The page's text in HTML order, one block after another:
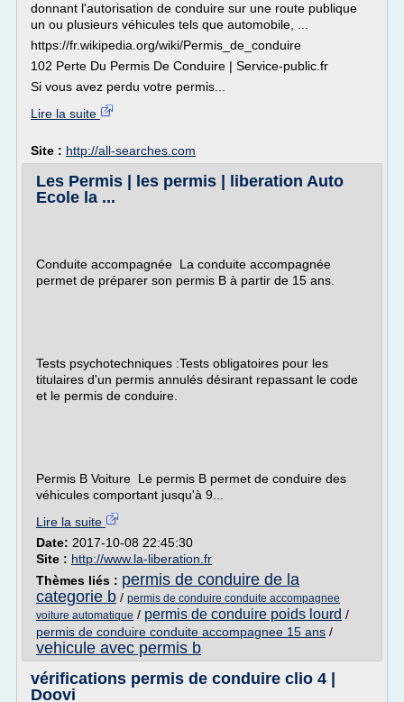
donnant l'autorisation de conduire sur une route publique
un ou plusieurs véhicules tels que automobile, ...
https://fr.wikipedia.org/wiki/Permis_de_conduire
102 Perte Du Permis De Conduire | Service-public.fr
Si vous avez perdu votre permis...
Lire la suite
Site : http://all-searches.com
Les Permis | les permis | liberation Auto
Ecole la ...
Conduite accompagnée La conduite accompagnée
permet de préparer son permis B à partir de 15 ans.
Tests psychotechniques :Tests obligatoires pour les
titulaires d'un permis annulés désirant repassant le code
et le permis de conduire.
Permis B Voiture Le permis B permet de conduire des
véhicules comportant jusqu'à 9...
Lire la suite
Date: 2017-10-08 22:45:30
Site : http://www.la-liberation.fr
Thèmes liés : permis de conduire de la
categorie b / permis de conduire conduite accompagnee
voiture automatique / permis de conduire poids lourd /
permis de conduire conduite accompagnee 15 ans /
vehicule avec permis b
vérifications permis de conduire clio 4 |
Doovi